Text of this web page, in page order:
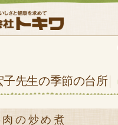
子先生の季節の台所
の炒め煮